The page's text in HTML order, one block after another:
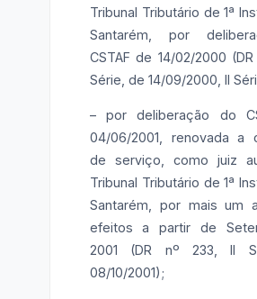
Tribunal Tributário de 1ª
Santarém, por
CSTAF de 14/02/2000 (DR
Série, de 14/09/2000, II
– por deliberação do
04/06/2001, renovada a
de serviço, como juiz
Tribunal Tributário de 1ª
Santarém, por mais um
efeitos a partir de
2001 (DR nº 233, II
08/10/2001);